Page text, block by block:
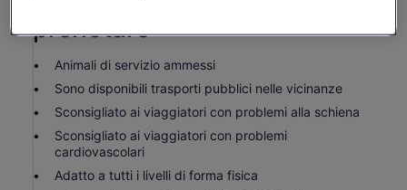
prenotare
Animali di servizio ammessi
Sono disponibili trasporti pubblici nelle vicinanze
Sconsigliato ai viaggiatori con problemi alla schiena
Sconsigliato ai viaggiatori con problemi
cardiovascolari
Adatto a tutti i livelli di forma fisica